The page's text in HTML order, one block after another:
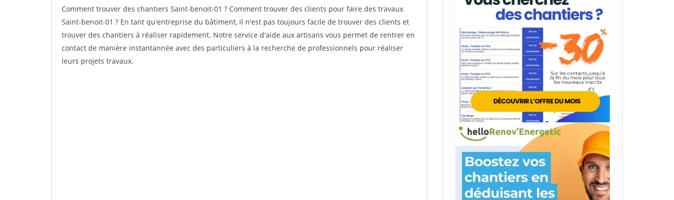
Comment trouver des chantiers Saint-benoit-01 ? Comment trouver des clients pour faire des travaux
Saint-benoit-01 ? En tant qu'entreprise du bâtiment, il n'est pas toujours facile de trouver des clients et
trouver des chantiers à réaliser rapidement. Notre service d'aide aux artisans vous permet de rentrer en
contact de manière instantannée avec des particuliers à la recherche de professionnels pour réaliser
leurs projets travaux.